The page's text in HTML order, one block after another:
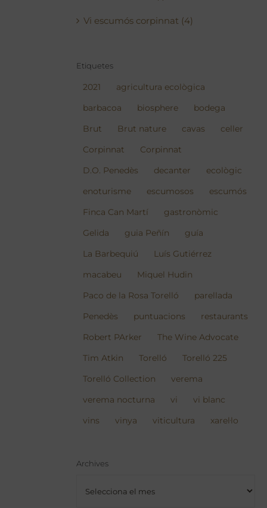
Vi escumós corpinnat (4)
Etiquetes
2021 agricultura ecològica
barbacoa biosphere bodega
Brut Brut nature cavas celler
Corpinnat Corpinnat
D.O. Penedès decanter ecològic
enoturisme escumosos escumós
Finca Can Martí gastronòmic
Gelida guia Peñín guía
La Barbequiú Luís Gutiérrez
macabeu Miquel Hudin
Paco de la Rosa Torelló parellada
Penedès puntuacions restaurants
Robert PArker The Wine Advocate
Tim Atkin Torelló Torelló 225
Torelló Collection verema
verema nocturna vi vi blanc
vins vinya viticultura xarel·lo
Archives